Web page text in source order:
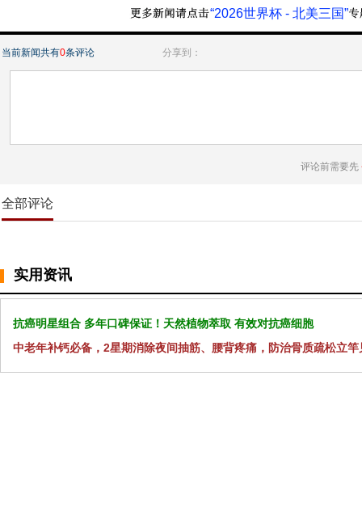
“2026世界杯 - 北美三国”
当前新闻共有0条评论 分享到：
评论前需要先
全部评论
实用资讯
抗癌明星组合 多年口碑保证！天然植物萃取 有效对抗癌细胞
中老年补钙必备，2星期消除夜间抽筋、腰背疼痛，防治骨质疏松立竿